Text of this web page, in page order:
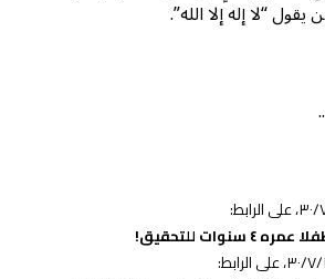
“لا إله إلا الله”.
للتحقيق!